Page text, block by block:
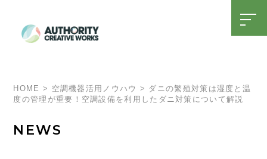
t
g
v
HOME > 空調機器活用ノウハウ > ダニの繁殖対策は湿度と温
度の管理が重要！空調設備を利用したダニ対策について解説
NEWS